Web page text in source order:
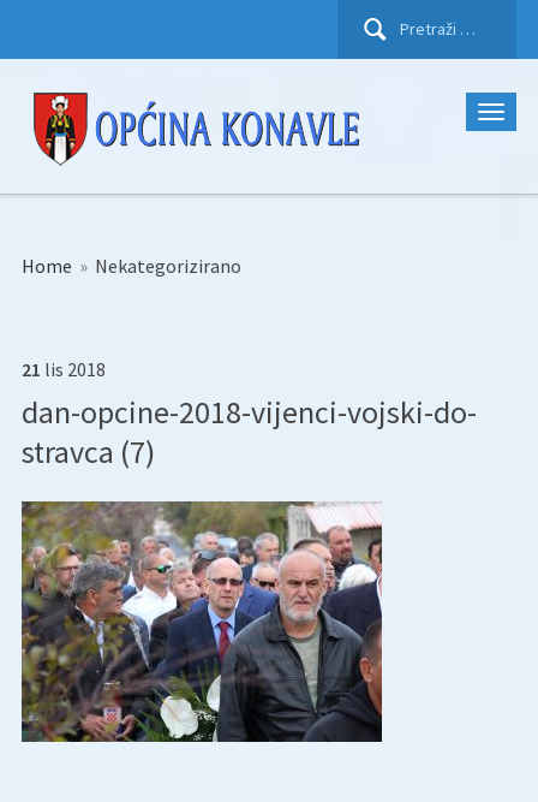
Pretraži:
Home » Nekategorizirano
21 lis 2018
dan-opcine-2018-vijenci-vojski-do-
stravca (7)